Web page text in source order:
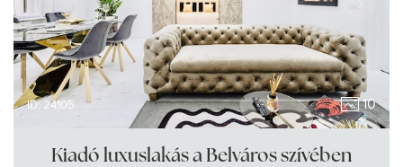
ID: 24105 10
Kiadó luxuslakás a Belváros szívében